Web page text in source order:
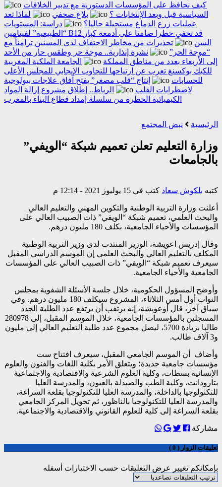
كيف نحافظ على المؤسسات الدستورية مع تدبير الخلافات
السياسية قبل وبعد الإنتخابات ؟
بلاغ صحفي
لماذا تعد
عمليات زرع الدماغ مستحيلة حاليا؟
دراسة: المستويات
“الطبيعية” لفيتامين B12 قد تخفي خطرا صامتا على أدمغة كبار
السن
تحذيرات من مخاطر الاجتفاف لدى المسنين تزامناً مع
“موجة الحر”
نشرة إنذارية.. موجة حر وطقس حار من الأحد
إلى الأربعاء بعدد من مناطق المملكة
الجامعة الملكية المغربية
للكيك بوكسنغ تعرب عن ارتياحها للتجاوب الإيجابي للمجلس الأعلى
للحسابات
إنتاج “قلب مصغر” يفتح آفاق علاجات بيولوجية
لاضطرابات القلب
الرباط.. إطلاق مشروع إزالة المواد
الكيميائية الخطرة من سلسلة إمداد قطاع البناء بالمغرب
الرئيسية نبض المجتمع
وزارة التعليم تعلن تعميم شبكة “الويفي”
بالجامعات
كتبه بلكوش سعاد كتب في 15 يوليوز 2021 - 12:14 م
أعلنت وزارة التربية الوطنية والتكوين المهني والتعليم العالي
والبحث العلمي، تعميم شبكة “الويفي” ذات الصبيب العالي على
المؤسسات والأحياء الجامعية، بكلف 180 مليون درهم.
وقال إدريس اعويشة، الوزير المنتدب لدى وزير التربية الوطنية
المكلف بالتعليم العالي والبحث العلمي إن الموسم الدراسي المقبل
سيعرف تعميم شبكة “الويفي” ذات الصبيب العالي على المؤسسات
الجامعية والأحياء الجامعية.
وأوضح المسؤول الحكومية، خلال جلسة الأسئلة الشفوية بمجلس
النواب أول أمس الثلاثاء، المشروع سيكلف 180 مليون درهم. وفي
سياق آخر، قال أوعويشة، إنه يرتقب أن يرتفع عدد الطلبة الجدد
المسجلين بالمؤسسات الجامعية، خلال الموسم المقبل، إلى 280978
طالبا بزيادة 5700، ليصل مجموع عدد طلبة التعليم العالي إلى مليون
و3 آلاف طالب.
وأضاف أن الموسم الجامعي المقبل، سيعرف افتتاح ست
مؤسسات جامعية جديدة؛ ويتعلق الأمر بكلية اللغات والفنون والعلوم
الإنسانية بسطات، وكلية العلوم الشرعية والاقتصادية والاجتماعية
بتارودانت، وكلية الطب والصيدلة بالعيون، والمدرسة العليا
للتكنولوجيا بالداخلة، والمدرسة العليا للتكنولوجيا بقلعة السراغة،
والمدرسة العليا للتكنولوجيا بالناظور، ثم تحويل المركز الجامعي
بقلعة السراغة إلى كلية للعلوم القانوني والاقتصادية والاجتماعية.
مشاركة
تعليقات الزوار ( 0 )
بإمكانكم تغيير عرض التعليقات حسب الاختيارات أسفله